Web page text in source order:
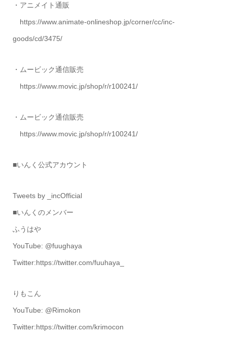
・アニメイト通販
https://www.animate-onlineshop.jp/corner/cc/inc-
goods/cd/3475/
・ムービック通信販売
https://www.movic.jp/shop/r/r100241/
・ムービック通信販売
https://www.movic.jp/shop/r/r100241/
■いんく公式アカウント
Tweets by _incOfficial
■いんくのメンバー
ふうはや
YouTube: @fuughaya
Twitter:https://twitter.com/fuuhaya_
りもこん
YouTube: @Rimokon
Twitter:https://twitter.com/krimocon